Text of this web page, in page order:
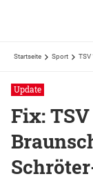
Startseite Sport
Update
Fix: